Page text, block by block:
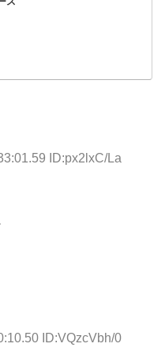
ID:px2lxC/La
ID:VQzcVbh/0